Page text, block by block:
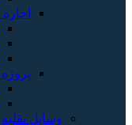
وسایل نقلیه